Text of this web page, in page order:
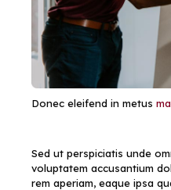
Donec eleifend in metus
Sed ut perspiciatis unde
voluptatem accusantium
rem aperiam, eaque ipsa